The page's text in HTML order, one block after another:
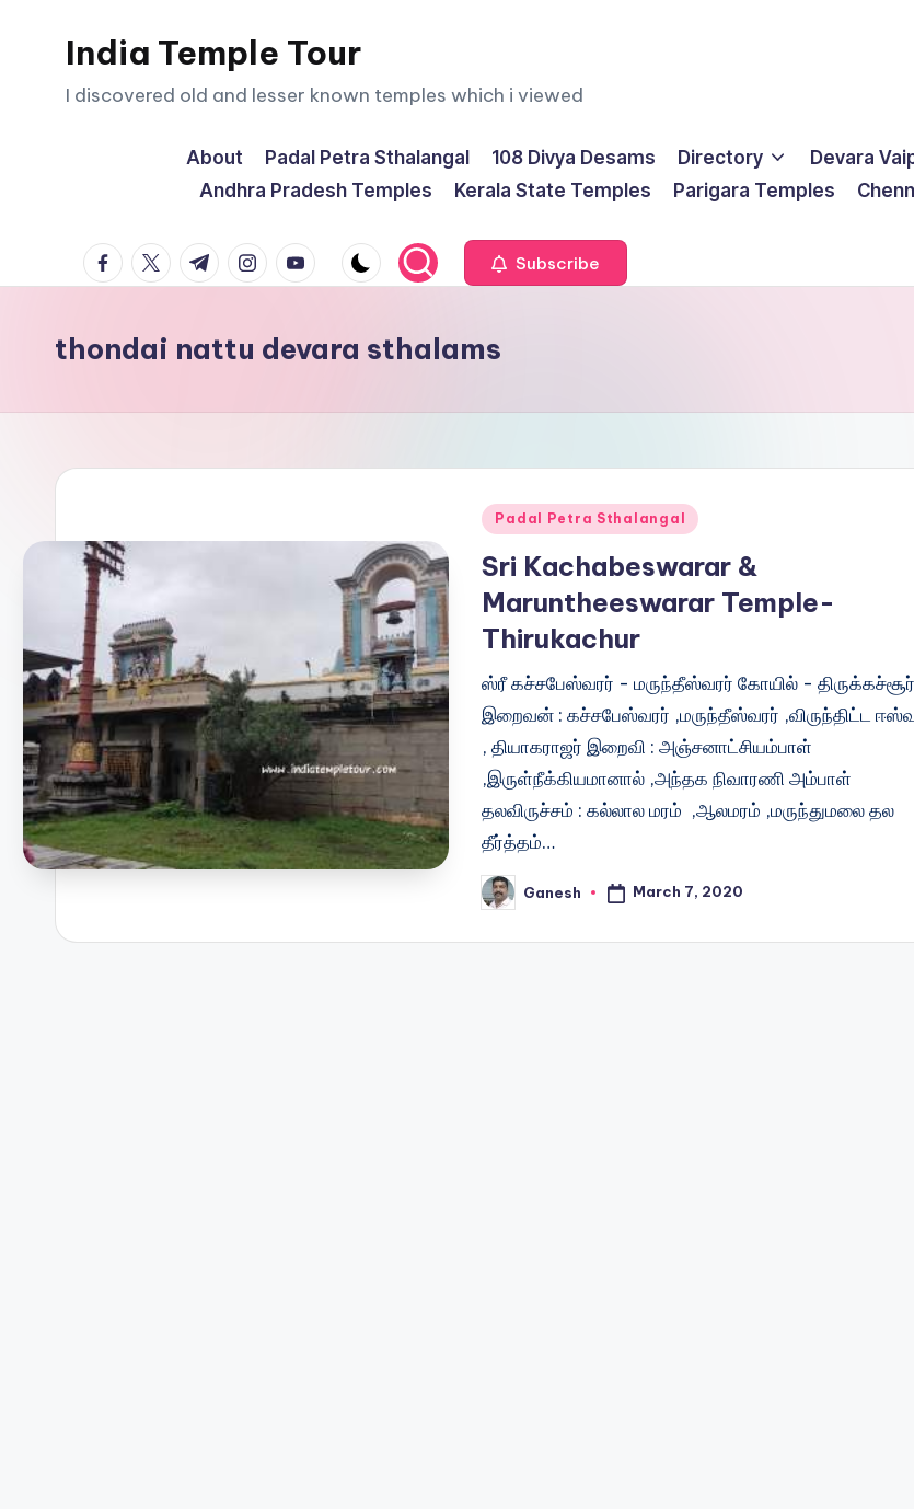
India Temple Tour
I discovered old and lesser known temples which i viewed
About Padal Petra Sthalangal 108 Divya Desams Directory Devara
Andhra Pradesh Temples
Kerala State Temples Parigara Temples
facebook.com
twitter.com
t.me instagram.com
youtube.com Subscribe
thondai nattu devara sthalams
Posted
Padal Petra Sthalangal
Sri Kachabeswarar &
Maruntheeswarar Temple-
Thirukachur
ஸ்ரீ கச்சபேஸ்வரர் - மருந்தீஸ்வரர் கோயில் - திருக்கச்சூர்
இறைவன் : கச்சபேஸ்வரர் ,மருந்தீஸ்வரர் ,விருந்திட்ட
, தியாகராஜர் இறைவி : அஞ்சனாட்சியம்பாள்
,இருள்நீக்கியமானால் ,அந்தக நிவாரணி அம்பாள்
தலவிருச்சம் : கல்லால மரம் ,ஆலமரம் ,மருந்துமலை தல
தீர்த்தம்…
Posted
by
Ganesh March 7, 2020